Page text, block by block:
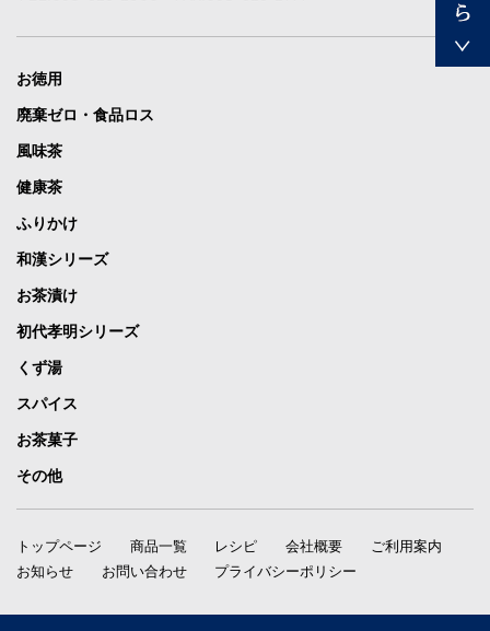
お徳用
廃棄ゼロ・食品ロス
風味茶
健康茶
ふりかけ
和漢シリーズ
お茶漬け
初代孝明シリーズ
くず湯
スパイス
お茶菓子
その他
トップページ 商品一覧 レシピ 会社概要
ご利用案内
お知らせ
お問い合わせ プライバシーポリシー